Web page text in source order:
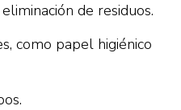
de residuos.
como papel higiénico